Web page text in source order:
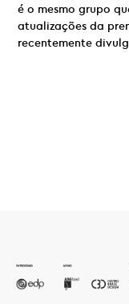
é o mesmo grupo
atualizações da
recentemente